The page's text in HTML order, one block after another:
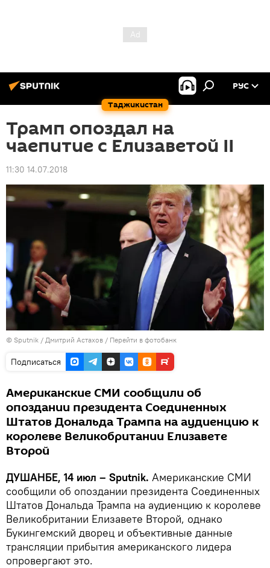
Таджикистан
РУС
Трамп опоздал на
чаепитие с Елизаветой II‍
11:30 14.07.2018
© Sputnik / Дмитрий Астахов / Перейти в фотобанк
Подписаться
Американские СМИ сообщили об
опоздании президента Соединенных
Штатов Дональда Трампа на аудиенцию к
королеве Великобритании Елизавете
Второй
ДУШАНБЕ, 14 июл – Sputnik. Американские СМИ
сообщили об опоздании президента Соединенных
Штатов Дональда Трампа на аудиенцию к королеве
Великобритании Елизавете Второй, однако
Букингемский дворец и объективные данные
трансляции прибытия американского лидера
опровергают это.